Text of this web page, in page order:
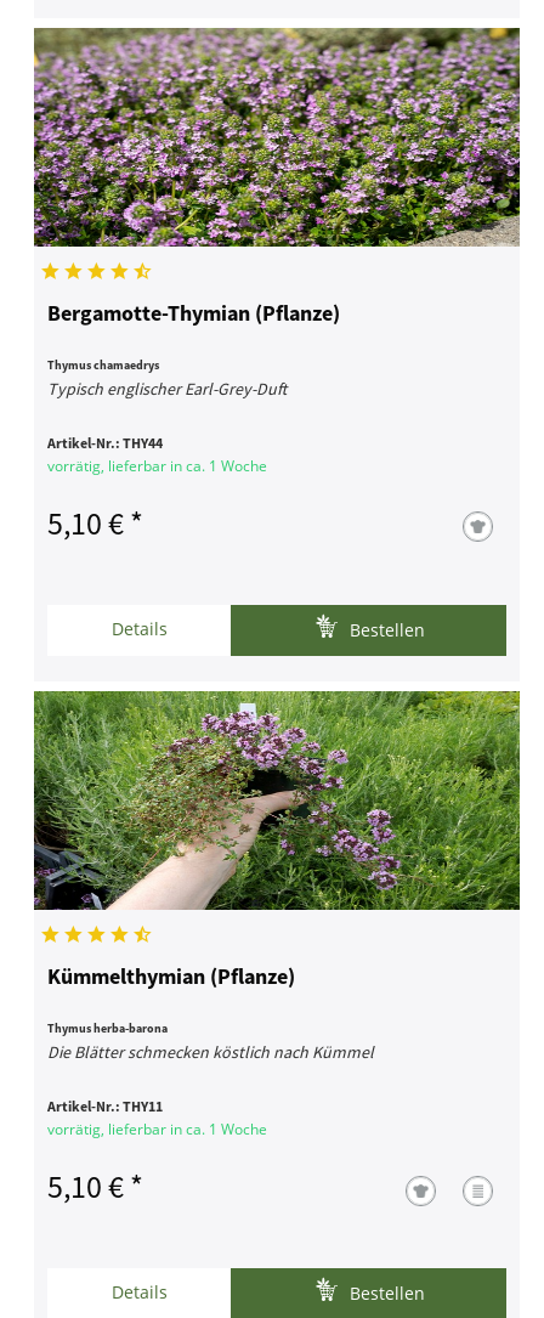
Bergamotte-Thymian (Pflanze)
Thymus chamaedrys
Typisch englischer Earl-Grey-Duft
Artikel-Nr.:THY44
vorrätig, lieferbar in ca. 1 Woche
5,10 € *
Details Bestellen
Kümmelthymian (Pflanze)
Thymus herba-barona
Die Blätter schmecken köstlich nach Kümmel
Artikel-Nr.:THY11
vorrätig, lieferbar in ca. 1 Woche
5,10 € *
Details Bestellen